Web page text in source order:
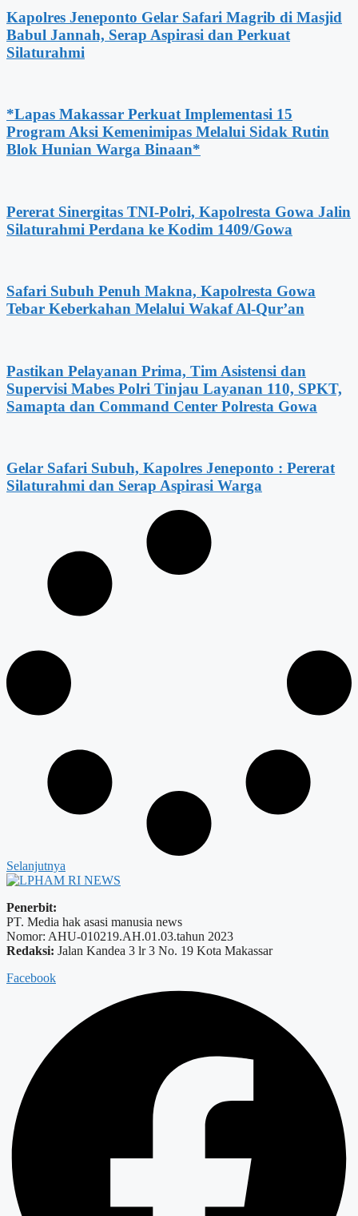
Kapolres Jeneponto Gelar Safari Magrib di Masjid
Babul Jannah, Serap Aspirasi dan Perkuat
Silaturahmi
*Lapas Makassar Perkuat Implementasi 15
Program Aksi Kemenimipas Melalui Sidak Rutin
Blok Hunian Warga Binaan*
Pererat Sinergitas TNI-Polri, Kapolresta Gowa Jalin
Silaturahmi Perdana ke Kodim 1409/Gowa
Safari Subuh Penuh Makna, Kapolresta Gowa
Tebar Keberkahan Melalui Wakaf Al-Qur’an
Pastikan Pelayanan Prima, Tim Asistensi dan
Supervisi Mabes Polri Tinjau Layanan 110, SPKT,
Samapta dan Command Center Polresta Gowa
Gelar Safari Subuh, Kapolres Jeneponto : Pererat
Silaturahmi dan Serap Aspirasi Warga
Selanjutnya
Penerbit:
PT. Media hak asasi manusia news
Nomor: AHU-010219.AH.01.03.tahun 2023
Redaksi: Jalan Kandea 3 lr 3 No. 19 Kota Makassar
Facebook